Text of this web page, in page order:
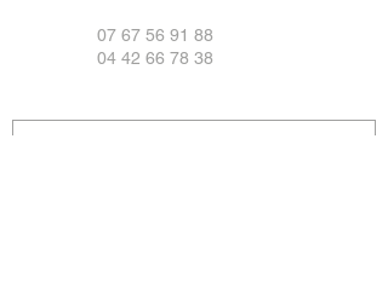
07 67 56 91 88
04 42 66 78 38